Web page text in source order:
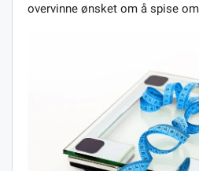
overvinne ønsket om å spise